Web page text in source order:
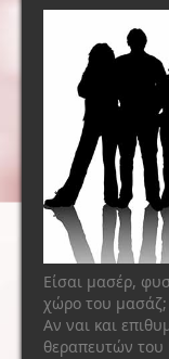
Είσαι μασέρ,
χώρο του μασάζ;
Αν ναι και
θεραπευτών του